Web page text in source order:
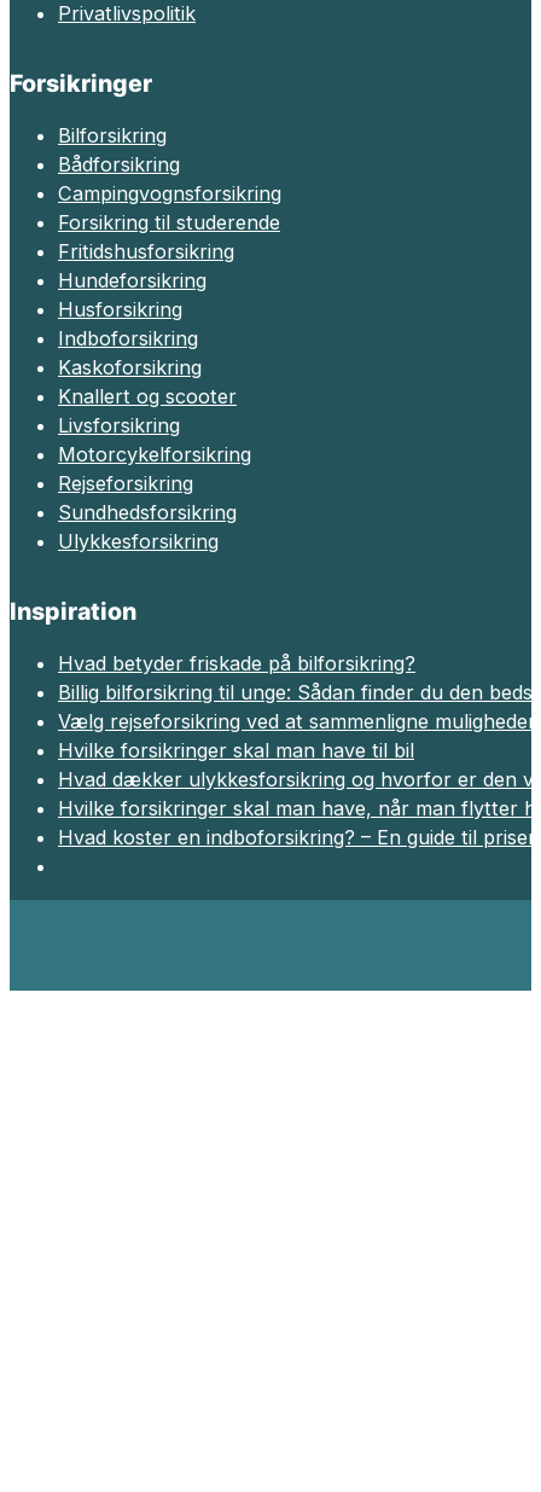
Privatlivspolitik
Forsikringer
Bilforsikring
Bådforsikring
Campingvognsforsikring
Forsikring til studerende
Fritidshusforsikring
Hundeforsikring
Husforsikring
Indboforsikring
Kaskoforsikring
Knallert og scooter
Livsforsikring
Motorcykelforsikring
Rejseforsikring
Sundhedsforsikring
Ulykkesforsikring
Inspiration
Hvad betyder friskade på bilforsikring?
Billig bilforsikring til unge: Sådan finder du den
Vælg rejseforsikring ved at sammenligne
Hvilke forsikringer skal man have til bil
Hvad dækker ulykkesforsikring og hvorfor er den
Hvilke forsikringer skal man have, når man flytter
Hvad koster en indboforsikring? – En guide til